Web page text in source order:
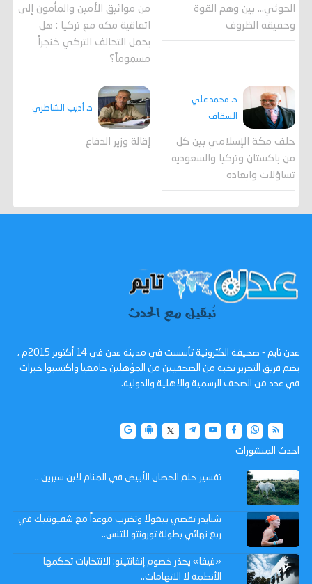
الحوثي... بين وهم القوة
وحقيقة الظروف
من مواثيق الأمين والمأمون إلى
اتفاقية مكة مع تركيا : هل
يحمل التحالف التركي خنجراً
مسموماً؟
د. محمد علي
السقاف
حلف مكة الإسلامي بين كل
من باكستان وتركيا والسعودية
تساؤلات وابعاده
د. أديب الشاطري
إقالة وزير الدفاع
عدن تايم - صحيفة الكترونية تأسست في مدينة عدن في 14 أكتوبر 2015م ،
يضم فريق التحرير نخبة من الصحفيين من المؤهلين جامعيا واكتسبوا خبرات
في عدد من الصحف الرسمية والاهلية والدولية.
احدث المنشورات
تفسير حلم الحصان الأبيض في المنام لابن سيرين ..
شنايدر تقصي بيغولا وتضرب موعداً مع شفيونتيك في
ربع نهائي بطولة تورونتو للتنس..
«فيفا» يحذر خصوم إنفانتينو: الانتخابات تحكمها
الأنظمة لا الاتهامات..